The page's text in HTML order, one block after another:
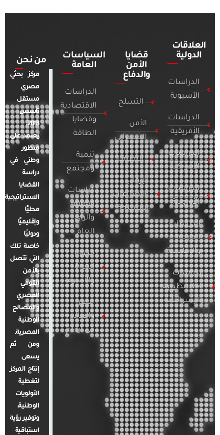
العلاقات
الدولية
الدراسات
الآسيوية
الدراسات
الأفريقية
الدراسات
الأمريكية
الدراسات
الأوروبية
الدراسات
العربية
والإقليمية
الدراسات
الفلسطينية
والإسرائيلية
قضايا
الأمن
والدفاع
التسلح
الأمن
السيبراني
التطرف
الإرهاب
والصراعات
المسلحة
السياسات
العامة
الدراسات
الاقتصادية
وقضايا
الطاقة
تنمية
ومجتمع
دراسات
الإعلام
والرأي
العام
قضايا
المرأة
والأسرة
مصر
والعالم
في أرقام
من نحن
مركز بحثي
مصري
مستقل
تأسس
2018.
يعتمد على
منظور
وطني في
دراسة
القضايا
الاستراتيجية
محليًا
وإقليميًا
ودوليًا
خاصة تلك
التي تتصل
بالأمن
القومي
المصري
والمصالح
الوطنية
المصرية.
ومن ثم
يسعى
إنتاج المركز
لتغطية
الأولويات
الوطنية،
وتوفير رؤية
استباقية